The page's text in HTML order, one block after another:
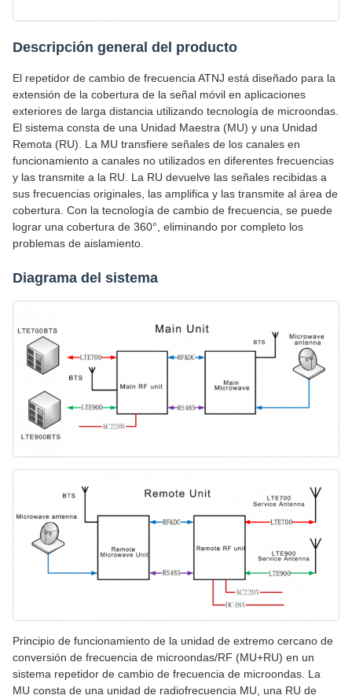
Descripción general del producto
El repetidor de cambio de frecuencia ATNJ está diseñado para la
extensión de la cobertura de la señal móvil en aplicaciones
exteriores de larga distancia utilizando tecnología de microondas.
El sistema consta de una Unidad Maestra (MU) y una Unidad
Remota (RU). La MU transfiere señales de los canales en
funcionamiento a canales no utilizados en diferentes frecuencias
y las transmite a la RU. La RU devuelve las señales recibidas a
sus frecuencias originales, las amplifica y las transmite al área de
cobertura. Con la tecnología de cambio de frecuencia, se puede
lograr una cobertura de 360°, eliminando por completo los
problemas de aislamiento.
Diagrama del sistema
Principio de funcionamiento de la unidad de extremo cercano de
conversión de frecuencia de microondas/RF (MU+RU) en un
sistema repetidor de cambio de frecuencia de microondas. La
MU consta de una unidad de radiofrecuencia MU, una RU de